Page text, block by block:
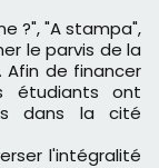
?", "A stampa",
le parvis de la
Afin de financer
étudiants ont
dans la cité
l'intégralité